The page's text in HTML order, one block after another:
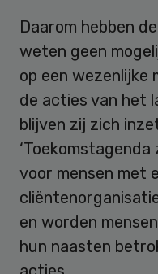
Daarom hebben
weten geen
op een wezenlijke
de acties van het
blijven zij zich
voor mensen met
en worden
hun naasten